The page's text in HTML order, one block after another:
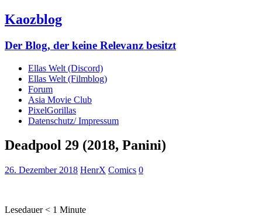
Kaozblog
Der Blog, der keine Relevanz besitzt
Ellas Welt (Discord)
Ellas Welt (Filmblog)
Forum
Asia Movie Club
PixelGorillas
Datenschutz/ Impressum
Deadpool 29 (2018, Panini)
26. Dezember 2018 HenrX Comics 0
Lesedauer < 1 Minute